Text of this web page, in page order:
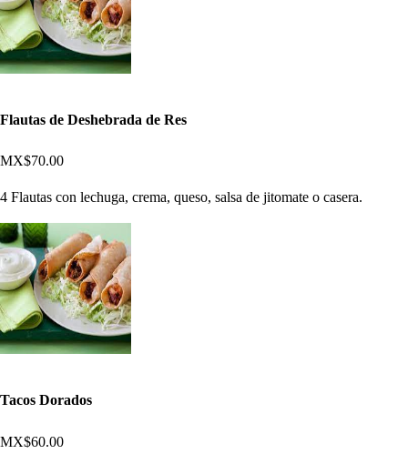
Flautas de Deshebrada de Res
MX$70.00
4 Flautas con lechuga, crema, queso, salsa de jitomate o casera.
Tacos Dorados
MX$60.00